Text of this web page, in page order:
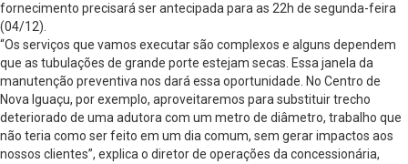
fornecimento precisará ser antecipada para as 22h de segunda-feira
(04/12).
“Os serviços que vamos executar são complexos e alguns dependem
que as tubulações de grande porte estejam secas. Essa janela da
manutenção preventiva nos dará essa oportunidade. No Centro de
Nova Iguaçu, por exemplo, aproveitaremos para substituir trecho
deteriorado de uma adutora com um metro de diâmetro, trabalho que
não teria como ser feito em um dia comum, sem gerar impactos aos
nossos clientes”, explica o diretor de operações da concessionária,